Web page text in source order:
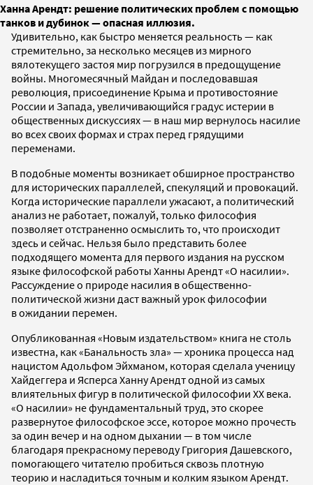
Ханна Арендт: решение политических проблем с помощью
танков и дубинок — опасная иллюзия.
Удивительно, как быстро меняется реальность — как
стремительно, за несколько месяцев из мирного
вялотекущего застоя мир погрузился в предощущение
войны. Многомесячный Майдан и последовавшая
революция, присоединение Крыма и противостояние
России и Запада, увеличивающийся градус истерии в
общественных дискуссиях — в наш мир вернулось насилие
во всех своих формах и страх перед грядущими
переменами.
В подобные моменты возникает обширное пространство
для исторических параллелей, спекуляций и провокаций.
Когда исторические параллели ужасают, а политический
анализ не работает, пожалуй, только философия
позволяет отстраненно осмыслить то, что происходит
здесь и сейчас. Нельзя было представить более
подходящего момента для первого издания на русском
языке философской работы Ханны Арендт «О насилии».
Рассуждение о природе насилия в общественно-
политической жизни даст важный урок философии
в ожидании перемен.
Опубликованная «Новым издательством» книга не столь
известна, как «Банальность зла» — хроника процесса над
нацистом Адольфом Эйхманом, которая сделала ученицу
Хайдеггера и Ясперса Ханну Арендт одной из самых
влиятельных фигур в политической философии XX века.
«О насилии» не фундаментальный труд, это скорее
развернутое философское эссе, которое можно прочесть
за один вечер и на одном дыхании — в том числе
благодаря прекрасному переводу Григория Дашевского,
помогающего читателю пробиться сквозь плотную
теорию и насладиться точным и колким языком Арендт.